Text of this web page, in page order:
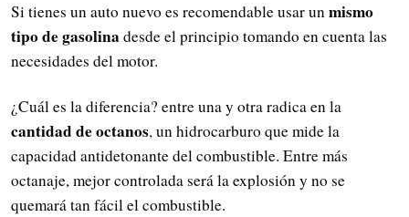
Si tienes un auto nuevo es recomendable usar unmismo
tipo de gasolina desde el principio tomando en cuenta las
necesidades del motor.
¿Cuál es la diferencia? entre una y otra radica en la
cantidad de octanos, un hidrocarburo que mide la
capacidad antidetonante del combustible. Entre más
octanaje, mejor controlada será la explosión y no se
quemará tan fácil el combustible.